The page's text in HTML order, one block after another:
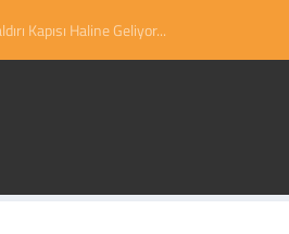
Kapısı Haline Geliyor...